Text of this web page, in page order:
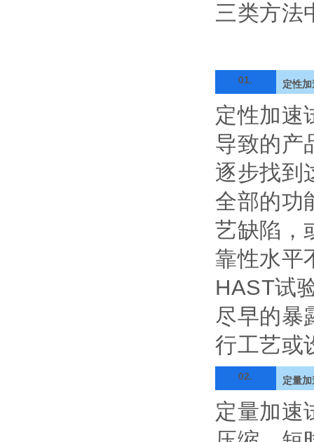
三类方法
01. 定性
定性加速
导致的产
逐步找到
全部的功
艺缺陷，
靠性水平
HAST试
尽早的暴
行工艺或
02. 定量
定量加速